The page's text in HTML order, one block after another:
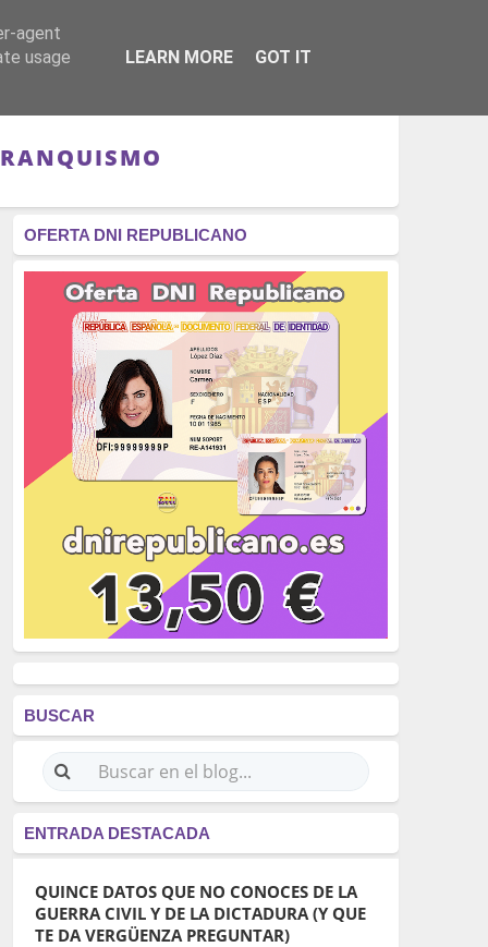
RÉGIMEN - MONARQUÍA
OFERTA DNI REPUBLICANO
BUSCAR
ENTRADA DESTACADA
QUINCE DATOS QUE NO CONOCES DE LA
GUERRA CIVIL Y DE LA DICTADURA (Y QUE
TE DA VERGÜENZA PREGUNTAR)
agent
usage
LEARN MORE GOT IT